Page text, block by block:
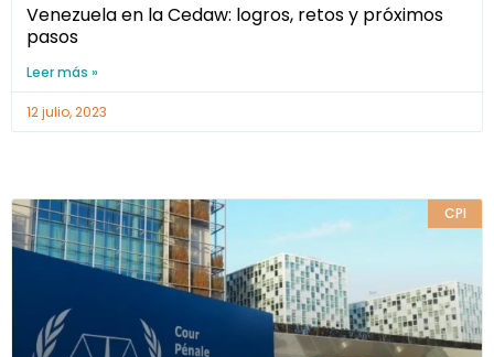
Venezuela en la Cedaw: logros, retos y próximos
pasos
Leer más »
12 julio, 2023
CPI